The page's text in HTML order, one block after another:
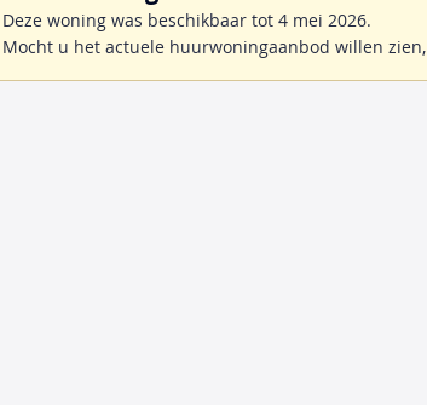
Deze woning was beschikbaar tot 4 mei 2026.
Mocht u het actuele huurwoningaanbod willen zien,